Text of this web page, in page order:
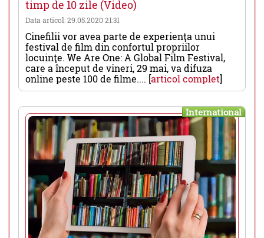
timp de 10 zile (Video)
Data articol: 29.05.2020 21:31
Cinefilii vor avea parte de experienţa unui
festival de film din confortul propriilor
locuinţe. We Are One: A Global Film Festival,
care a început de vineri, 29 mai, va difuza
online peste 100 de filme.... [articol complet]
International